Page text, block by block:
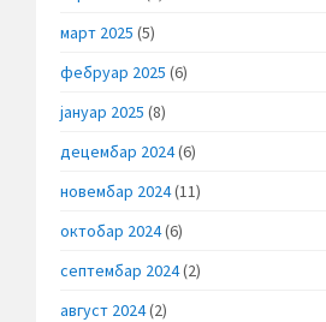
март 2025 (5)
фебруар 2025 (6)
јануар 2025 (8)
децембар 2024(6)
новембар 2024(11)
октобар 2024(6)
септембар 2024(2)
август 2024(2)